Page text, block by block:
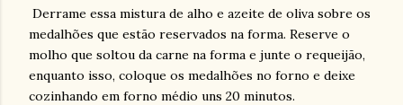
Derrame essa mistura de alho e azeite de oliva sobre os
medalhões que estão reservados na forma. Reserve o
molho que soltou da carne na forma e junte o requeijão,
enquanto isso, coloque os medalhões no forno e deixe
cozinhando em forno médio uns 20 minutos.